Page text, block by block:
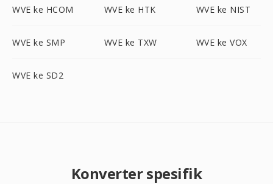
WVE ke HCOM WVE ke HTK WVE ke NIST
WVE ke SMP WVE ke TXW WVE ke VOX
WVE ke SD2
Konverter spesifik